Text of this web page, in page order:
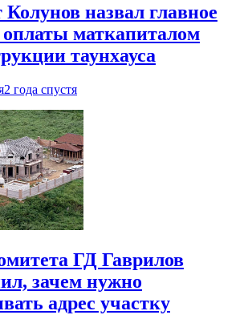
Колунов назвал главное
оплаты маткапиталом
таунхауса
2 года спустя
ГД Гаврилов
зачем нужно
адрес участку